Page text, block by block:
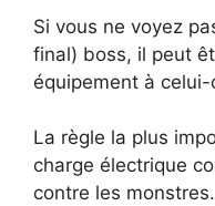
Si vous ne voyez
final) boss, il peut
équipement à celui-
La règle la plus
charge électrique
contre les monstres.